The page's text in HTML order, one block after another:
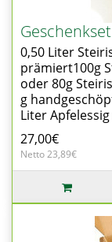
0,50 Liter
prämiert100g
oder 80g
g
Liter
27,00€
Netto 23,89€